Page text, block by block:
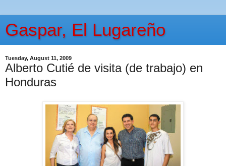
Gaspar, El Lugareño
Tuesday, August 11, 2009
Alberto Cutié de visita (de trabajo) en
Honduras